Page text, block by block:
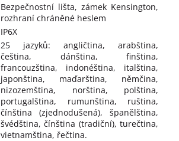
Bezpečnostní lišta, zámek Kensington,
rozhraní chráněné heslem
IP6X
25 jazyků: angličtina, arabština,
čeština, dánština, finština,
francouzština, indonéština, italština,
japonština, maďarština, němčina,
nizozemština, norština, polština,
portugalština, rumunština, ruština,
čínština (zjednodušená), španělština,
švédština, čínština (tradiční), turečtina,
vietnamština, řečtina.